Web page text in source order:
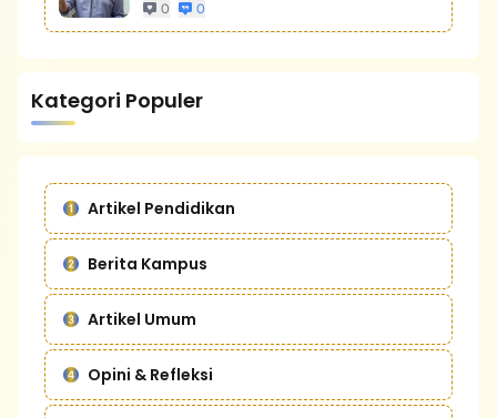
0 0
Kategori Populer
Artikel Pendidikan
Berita Kampus
Artikel Umum
Opini & Refleksi